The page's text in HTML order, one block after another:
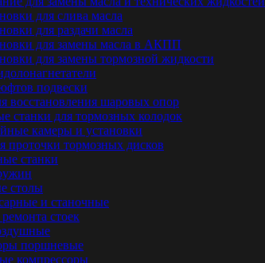
для слива масла
для раздачи масла
для замены масла в АКПП
для замены тормозной жидкости
подвески
восстановления шаровых опор
станки для тормозных колодок
камеры и установки
проточки тормозных дисков
станки
столы
и станочные
стоек
поршневые
компрессоры